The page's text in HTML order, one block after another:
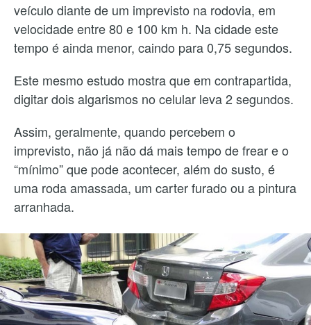
veículo diante de um imprevisto na rodovia, em
velocidade entre 80 e 100 km h. Na cidade este
tempo é ainda menor, caindo para 0,75 segundos.
Este mesmo estudo mostra que em contrapartida,
digitar dois algarismos no celular leva 2 segundos.
Assim, geralmente, quando percebem o
imprevisto, não já não dá mais tempo de frear e o
“mínimo” que pode acontecer, além do susto, é
uma roda amassada, um carter furado ou a pintura
arranhada.